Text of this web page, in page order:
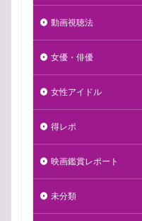
動画視聴法
女優・俳優
女性アイドル
得レポ
映画鑑賞レポート
未分類